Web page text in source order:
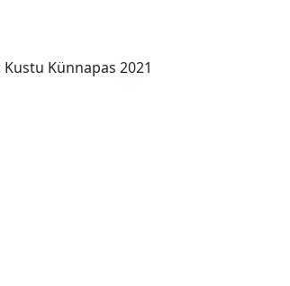
Künnapas 2021